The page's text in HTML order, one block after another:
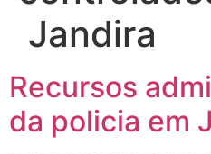
Jandira
Recursos
da policia em